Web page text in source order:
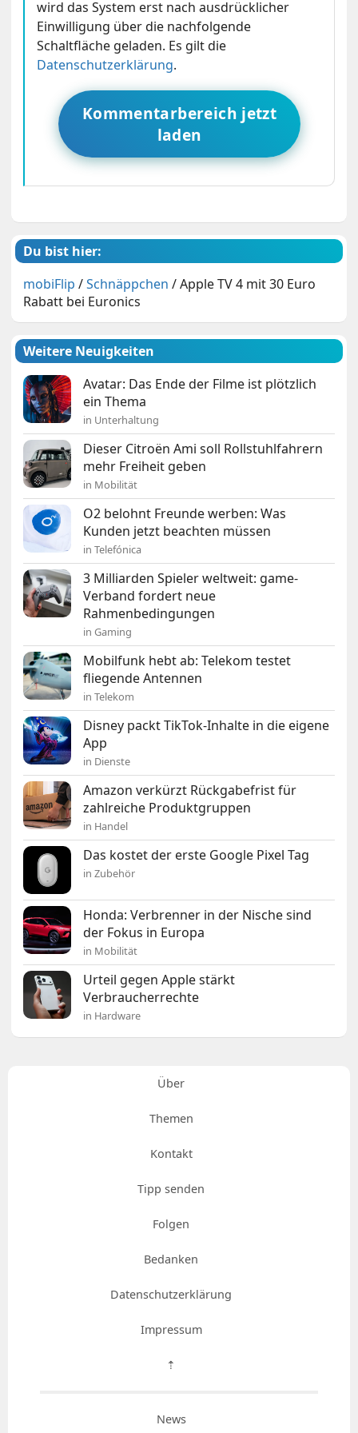
wird das System erst nach ausdrücklicher
Einwilligung über die nachfolgende
Schaltfläche geladen. Es gilt die
Datenschutzerklärung.
Kommentarbereich jetzt
laden
Du bist hier:
mobiFlip /Schnäppchen /Apple TV 4 mit 30 Euro
Rabatt bei Euronics
Weitere Neuigkeiten
Avatar: Das Ende der Filme ist plötzlich
ein Thema
in Unterhaltung
Dieser Citroën Ami soll Rollstuhlfahrern
mehr Freiheit geben
in Mobilität
O2 belohnt Freunde werben: Was
Kunden jetzt beachten müssen
in Telefónica
3 Milliarden Spieler weltweit: game-
Verband fordert neue
Rahmenbedingungen
in Gaming
Mobilfunk hebt ab: Telekom testet
fliegende Antennen
in Telekom
Disney packt TikTok-Inhalte in die eigene
App
in Dienste
Amazon verkürzt Rückgabefrist für
zahlreiche Produktgruppen
in Handel
Das kostet der erste Google Pixel Tag
in Zubehör
Honda: Verbrenner in der Nische sind
der Fokus in Europa
in Mobilität
Urteil gegen Apple stärkt
Verbraucherrechte
in Hardware
Über
Themen
Kontakt
Tipp senden
Folgen
Bedanken
Datenschutzerklärung
Impressum
⇡
News